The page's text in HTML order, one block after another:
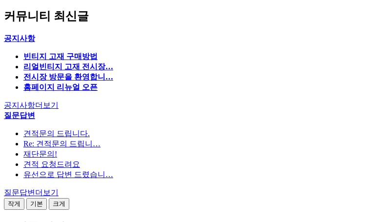
커뮤니티 최신글
공지사항
빈티지 고재 구매방법
리얼빈티지 고재 전시장…
전시장 방문을 환영합니…
홈페이지 리뉴얼 오픈
공지사항더보기
질문답변
견적문의 드립니다.
Re: 견적문의 드립니…
재단문의!
견적 요청드려요
유선으로 답변 드렸습니…
질문답변 더보기
작게 기본 크게